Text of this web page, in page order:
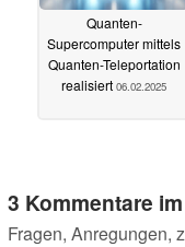
Quanten-
Supercomputer mittels
Quanten-Teleportation
realisiert 06.02.2025
3 Kommentare
Fragen, Anregungen,